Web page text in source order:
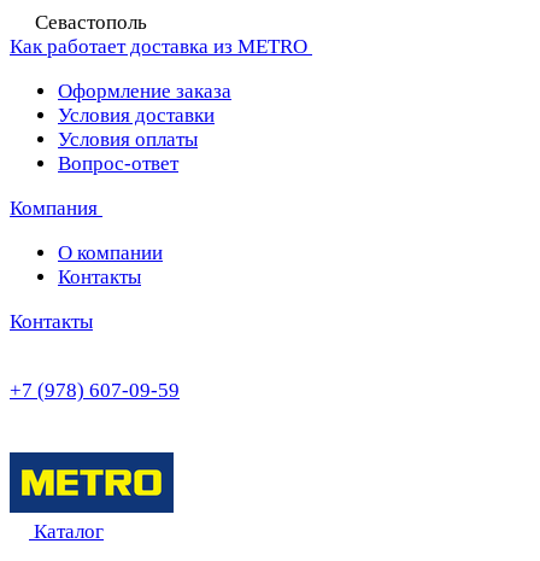
Севастополь
Как работает доставка из METRO
Оформление заказа
Условия доставки
Условия оплаты
Вопрос-ответ
Компания
О компании
Контакты
Контакты
+7 (978) 607-09-59
Каталог